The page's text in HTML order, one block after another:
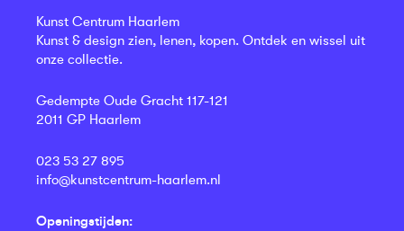
Kunst Centrum Haarlem
Kunst & design zien, lenen, kopen. Ontdek en wissel uit
onze collectie.
Gedempte Oude Gracht 117-121
2011 GP Haarlem
023 53 27 895
info@kunstcentrum-haarlem.nl
Openingstijden: